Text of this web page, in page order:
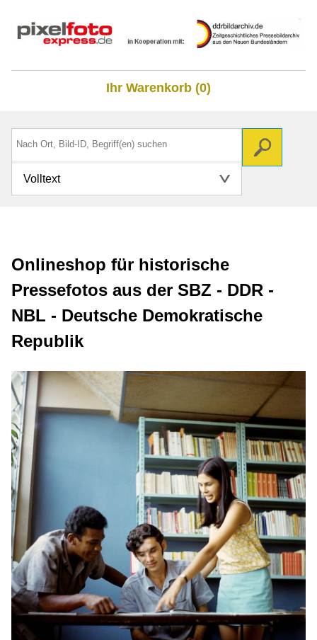
Ihr Warenkorb (0)
Volltext
Onlineshop für historische
Pressefotos aus der SBZ - DDR -
NBL - Deutsche Demokratische
Republik